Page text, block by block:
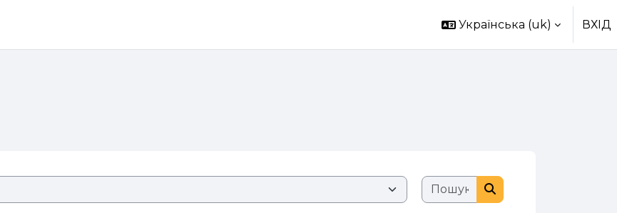
Українська ‎(uk)‎ ВХІД
Пошук курсів
Пошук курсів